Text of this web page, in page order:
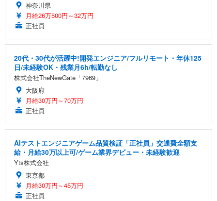
神奈川県
月給26万500円～32万円
正社員
20代・30代が活躍中!開発エンジニア/フルリモート・年休125
日/未経験OK・残業月6h/転勤なし
株式会社TheNewGate「7969」
大阪府
月給30万円～70万円
正社員
AIテストエンジニアゲーム品質検証「正社員」交通費全額支
給・月給30万以上可/ゲーム業界デビュー・未経験歓迎
Yts株式会社
東京都
月給30万円～45万円
正社員